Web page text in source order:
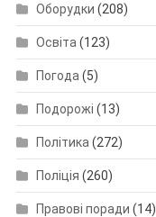
Оборудки (208)
Освіта (123)
Погода (5)
Подорожі (13)
Політика (272)
Поліція (260)
Правові поради (14)